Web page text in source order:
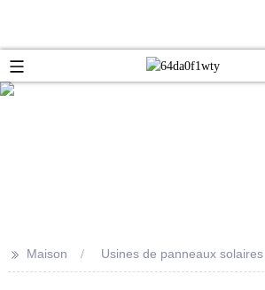
>> Maison Usines de panneaux